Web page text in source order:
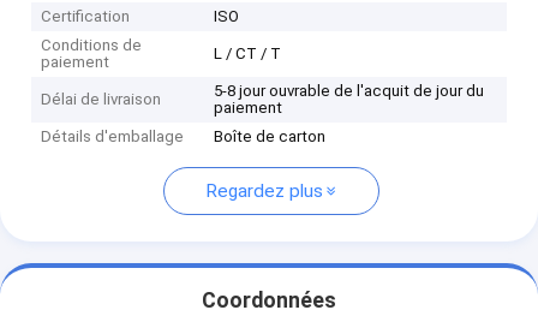
Certification
ISO
Conditions de
paiement
L / CT / T
Délai de livraison
5-8 jour ouvrable de l'acquit de jour du
paiement
Détails d'emballage
Boîte de carton
Regardez plus
Coordonnées